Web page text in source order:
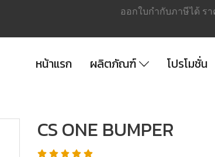
ออกใบกำกับภาษีได้ รา
หน้าแรก ผลิตภัณฑ์ โปรโมชั่น
CS ONE BUMPER